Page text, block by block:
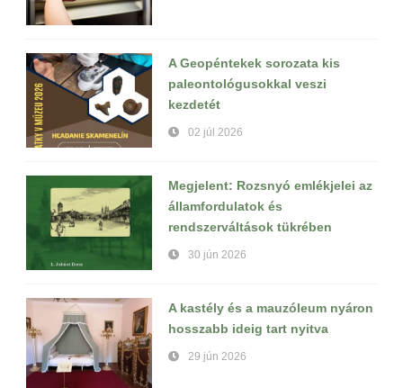
A Geopéntekek sorozata kis
paleontológusokkal veszi
kezdetét
02 júl 2026
Megjelent: Rozsnyó emlékjelei az
államfordulatok és
rendszerváltások tükrében
30 jún 2026
A kastély és a mauzóleum nyáron
hosszabb ideig tart nyitva
29 jún 2026